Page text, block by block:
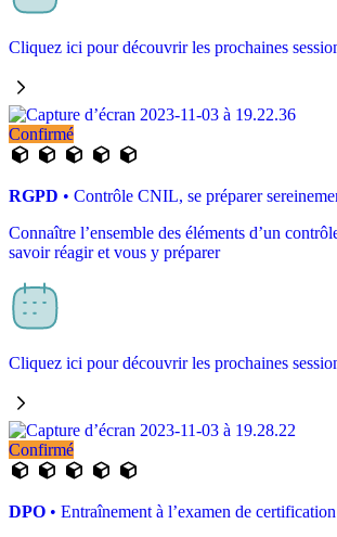
Cliquez ici pour découvrir les prochaines
Confirmé
RGPD • Contrôle CNIL, se préparer
Connaître l’ensemble des éléments d’un
savoir réagir et vous y préparer
Cliquez ici pour découvrir les prochaines
Confirmé
DPO • Entraînement à l’examen de